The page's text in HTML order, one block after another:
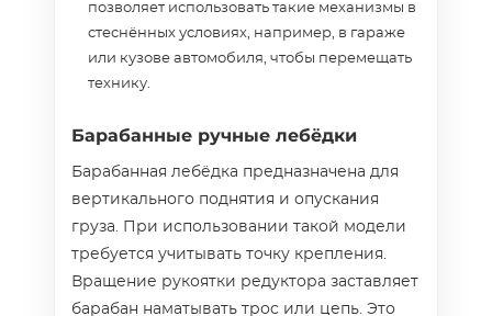
позволяет использовать такие механизмы в
стеснённых условиях, например, в гараже
или кузове автомобиля, чтобы перемещать
технику.
Барабанные ручные лебёдки
Барабанная лебёдка предназначена для
вертикального поднятия и опускания
груза. При использовании такой модели
требуется учитывать точку крепления.
Вращение рукоятки редуктора заставляет
барабан наматывать трос или цепь. Это